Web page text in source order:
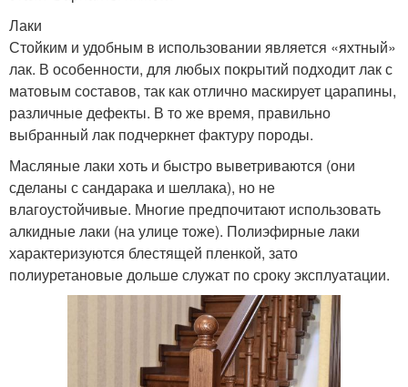
Лаки
Стойким и удобным в использовании является «яхтный»
лак. В особенности, для любых покрытий подходит лак с
матовым составов, так как отлично маскирует царапины,
различные дефекты. В то же время, правильно
выбранный лак подчеркнет фактуру породы.
Масляные лаки хоть и быстро выветриваются (они
сделаны с сандарака и шеллака), но не
влагоустойчивые. Многие предпочитают использовать
алкидные лаки (на улице тоже). Полиэфирные лаки
характеризуются блестящей пленкой, зато
полиуретановые дольше служат по сроку эксплуатации.